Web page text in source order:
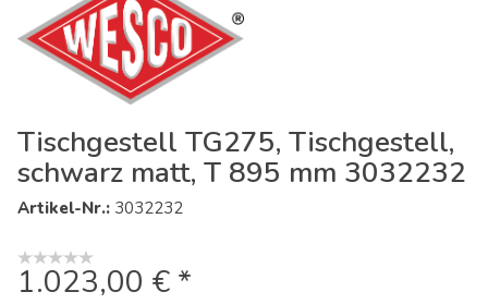
Tischgestell TG275, Tischgestell,
schwarz matt, T 895 mm 3032232
Artikel-Nr.: 3032232
1.023,00 € *